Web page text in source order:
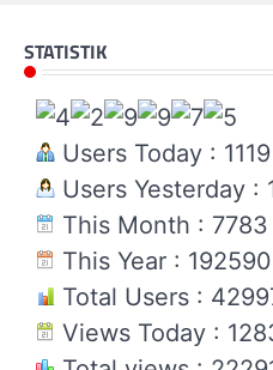
STATISTIK
Users Today : 1119
Users Yesterday :
This Month : 7783
This Year : 192590
Total Users :
Views Today :